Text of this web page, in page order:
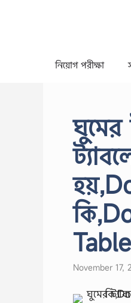
নিয়োগ পরীক্ষা
ঘুমের
November 17,